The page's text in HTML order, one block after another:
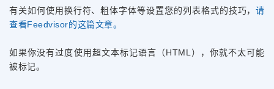
有关如何使用换行符、粗体字体等设置您的列表格式的技巧，请
查看Feedvisor的这篇文章。
如果你没有过度使用超文本标记语言（HTML），你就不太可能
被标记。